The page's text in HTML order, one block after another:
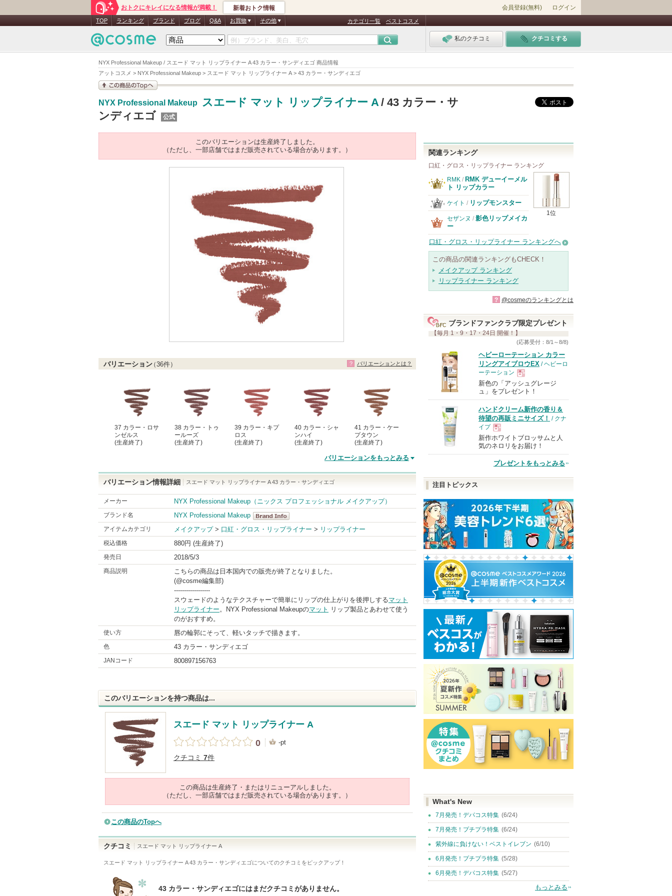
NYX Professional Makeup / スエード マット リップライナー A 43 カラー・サンディエゴ 商品情報
アットコスメ > NYX Professional Makeup > スエード マット リップライナー A > 43 カラー・サンディエゴ
おトクにキレイになる情報が満載！ 新着おトク情報 会員登録(無料) ログイン
TOP ランキング ブランド ブログ Q&A お買物 その他 カテゴリ一覧 ベストコスメ
私のクチコミ クチコミする
NYX Professional Makeup スエード マット リップライナー A/ 43 カラー・サ
ンディエゴ
公式
このバリエーションは生産終了しました。
（ただし、一部店舗ではまだ販売されている場合があります。）
バリエーション（36件）
37 カラー・ロサ
ンゼルス
(生産終了)
38 カラー・トゥ
ールーズ
(生産終了)
39 カラー・キプ
ロス
(生産終了)
40 カラー・シャ
ンハイ
(生産終了)
41 カラー・ケー
プタウン
(生産終了)
バリエーションをもっとみる
バリエーションとは？
バリエーション情報詳細 スエード マット リップライナー A 43 カラー・サンディエゴ
メーカー NYX Professional Makeup（ニックス プロフェッショナル メイクアップ）
ブランド名
NYX Professional Makeup
NYX
Professional
Makeup
BrandInfo
アイテムカテゴリ メイクアップ> 口紅・グロス・リップライナー > リップライナー
税込価格 880円 (生産終了)
発売日 2018/5/3
商品説明
こちらの商品は日本国内での販売が終了となりました。
(@cosme編集部)
------------------
スウェードのようなテクスチャーで簡単にリップの仕上がりを後押しするマット
リップライナー。NYX Professional Makeupのマット
リップ製品とあわせて使う
のがおすすめ。
使い方 唇の輪郭にそって、軽いタッチで描きます。
色 43 カラー・サンディエゴ
JANコード 800897156763
このバリエーションを持つ商品は...
スエード マット リップライナー A
0
-pt
クチコミ 7件
この商品は生産終了・またはリニューアルしました。
（ただし、一部店舗ではまだ販売されている場合があります。）
この商品のTopへ
クチコミ スエード マット リップライナー A
スエード マット リップライナー A 43 カラー・サンディエゴについてのクチコミをピックアップ！
43 カラー・サンディエゴにはまだクチコミがありません。
関連ランキング
口紅・グロス・リップライナー ランキング
1位
RMK / RMK デューイーメル
ト リップカラー
ケイト / リップモンスター
セザンヌ / 影色リップメイカ
ー
口紅・グロス・リップライナー ランキングへ
この商品の関連ランキングもCHECK！
メイクアップ ランキング
リップライナー ランキング
? @cosmeのランキングとは
ブランドファンクラブ限定プレゼント
【毎月 1・9・17・24日 開催！】
(応募受付：8/1～8/8)
ヘビーローテーション カラー
リングアイブロウEX / ヘビーロ
ーテーション
現
品
新色の「アッシュグレージ
ュ」をプレゼント！
ハンドクリーム新作の香り＆
待望の再販ミニサイズ！ / クナ
イプ
現
品
新作ホワイトブロッサムと人
気のネロリをお届け！
プレゼントをもっとみる
注目トピックス
What's New
7月発売！デパコス特集 (6/24)
7月発売！プチプラ特集 (6/24)
紫外線に負けない！ベストイレブン (6/10)
6月発売！プチプラ特集 (5/28)
6月発売！デパコス特集 (5/27)
もっとみる